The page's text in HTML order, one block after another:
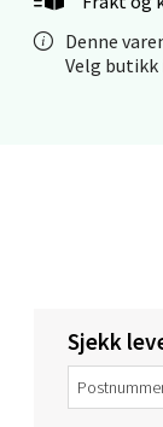
Denne
Velg butikk
Sjekk